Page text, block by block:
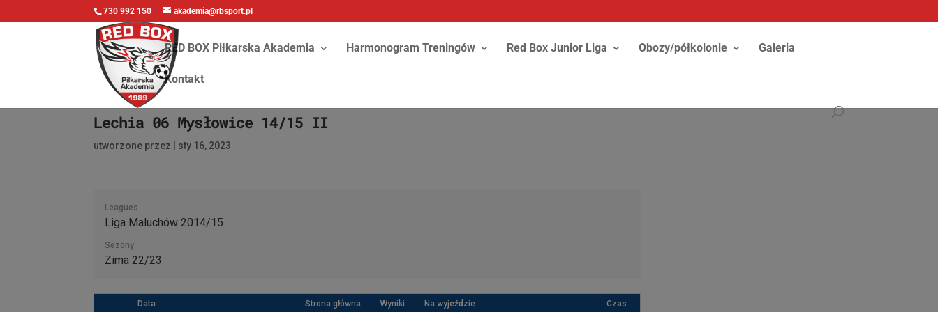
730 992 150 akademia@rbsport.pl
RED BOX Piłkarska Akademia Harmonogram Treningów Red Box Junior Liga Obozy/półkolonie Galeria
Kontakt
Lechia 06 Mysłowice 14/15 II
utworzone przez sty 16, 2023
Leagues
Liga Maluchów 2014/15
Sezony
Zima 22/23
Data Strona główna Wyniki Na wyjeździe Czas